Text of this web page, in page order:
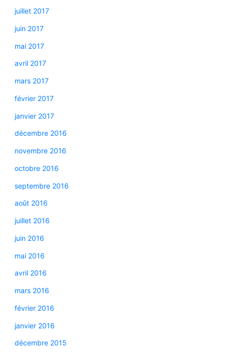
juillet 2017
juin 2017
mai 2017
avril 2017
mars 2017
février 2017
janvier 2017
décembre 2016
novembre 2016
octobre 2016
septembre 2016
août 2016
juillet 2016
juin 2016
mai 2016
avril 2016
mars 2016
février 2016
janvier 2016
décembre 2015